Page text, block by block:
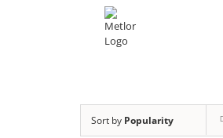
Sort by Popularity